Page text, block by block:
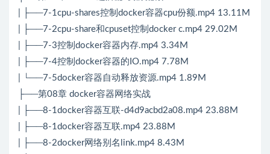
| ├──7-1cpu-shares控制docker容器cpu份额.mp4 13.11M
| ├──7-2cpu-share和cpuset控制docker c.mp4 29.02M
| ├──7-3控制docker容器内存.mp4 3.34M
| ├──7-4控制docker容器的IO.mp4 7.78M
| └──7-5docker容器自动释放资源.mp4 1.89M
├──第08章 docker容器网络实战
| ├──8-1docker容器互联-d4d9acbd2a08.mp4 23.88M
| ├──8-1docker容器互联.mp4 23.88M
| ├──8-2docker网络别名link.mp4 8.43M